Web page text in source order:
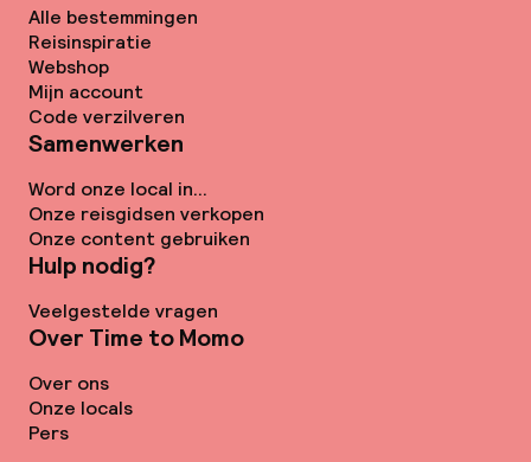
Alle bestemmingen
Reisinspiratie
Webshop
Mijn account
Code verzilveren
Samenwerken
Word onze local in...
Onze reisgidsen verkopen
Onze content gebruiken
Hulp nodig?
Veelgestelde vragen
Over Time to Momo
Over ons
Onze locals
Pers